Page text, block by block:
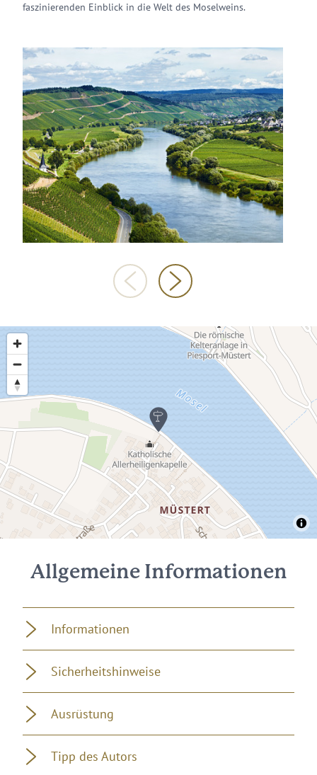
faszinierenden Einblick in die Welt des Moselweins.
Allgemeine Informationen
Informationen
Sicherheitshinweise
Ausrüstung
Tipp des Autors